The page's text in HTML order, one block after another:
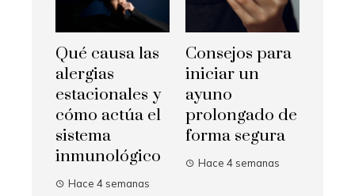
Qué causa las
alergias
estacionales y
cómo actúa el
sistema
inmunológico
Hace 4 semanas
Consejos para
iniciar un
ayuno
prolongado de
forma segura
Hace 4 semanas